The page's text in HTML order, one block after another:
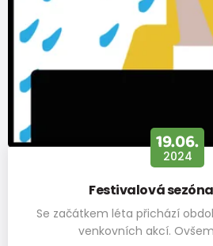
vnitřní
délka
(mm)
143
19.06.
2024
Festivalová
Se začátkem léta přichází
venkovních akcí.